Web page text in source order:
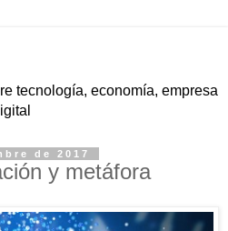
tecnología, economía, empresa
de 2017
y metáfora